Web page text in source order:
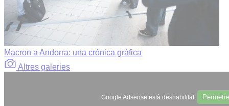
Macron a Andorra: una crònica gràfica
Altres galeries
Google Adsense està deshabilitat. Permetre